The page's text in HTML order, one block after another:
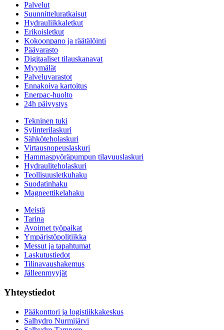
Palvelut
Suunnitteluratkaisut
Hydrauliikkaletkut
Erikoisletkut
Kokoonpano ja räätälöinti
Päävarasto
Digitaaliset tilauskanavat
Myymälät
Palveluvarastot
Ennakoiva kartoitus
Enerpac-huolto
24h päivystys
Tekninen tuki
Sylinterilaskuri
Sähköteholaskuri
Virtausnopeuslaskuri
Hammaspyöräpumpun tilavuuslaskuri
Hydrauliteholaskuri
Teollisuusletkuhaku
Suodatinhaku
Magneettikelahaku
Meistä
Tarina
Avoimet työpaikat
Ympäristöpolitiikka
Messut ja tapahtumat
Laskutustiedot
Tilinavaushakemus
Jälleenmyyjät
Yhteystiedot
Pääkonttori ja logistiikkakeskus
Salhydro Nurmijärvi